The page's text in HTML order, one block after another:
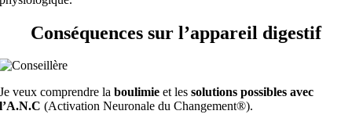
Conséquences sur l’appareil digestif
Je veux comprendre laboulimie et lessolutions possibles avec
l’A.N.C (Activation Neuronale du Changement®).